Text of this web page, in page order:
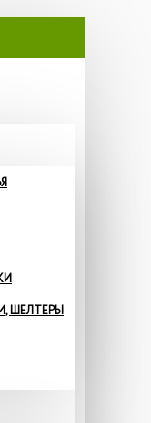
ШЕЛТЕРЫ